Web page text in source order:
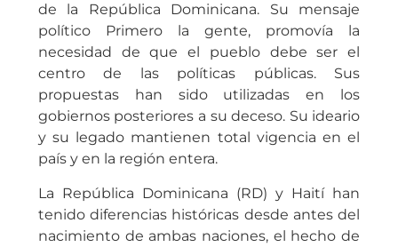
de la República Dominicana. Su mensaje
político Primero la gente, promovía la
necesidad de que el pueblo debe ser el
centro de las políticas públicas. Sus
propuestas han sido utilizadas en los
gobiernos posteriores a su deceso. Su ideario
y su legado mantienen total vigencia en el
país y en la región entera.
La República Dominicana (RD) y Haití han
tenido diferencias históricas desde antes del
nacimiento de ambas naciones, el hecho de